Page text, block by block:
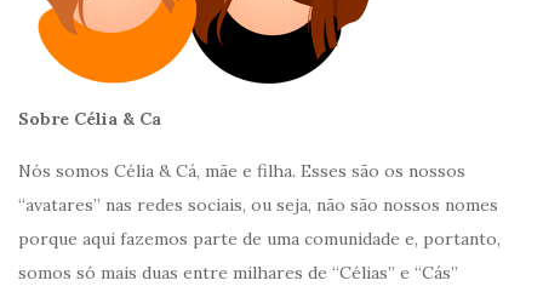
Sobre Célia & Ca
Nós somos Célia & Cá, mãe e filha. Esses são os nossos
“avatares” nas redes sociais, ou seja, não são nossos nomes
porque aqui fazemos parte de uma comunidade e, portanto,
somos só mais duas entre milhares de “Célias” e “Cás”